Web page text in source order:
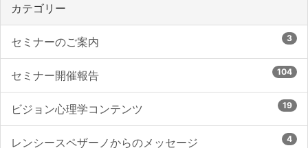
カテゴリー
セミナーのご案内 3
セミナー開催報告 104
ビジョン心理学コンテンツ 19
レンシースペザーノからのメッセージ 4